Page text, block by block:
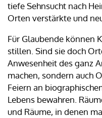
tiefe Sehnsucht nach
Orten verstärkte und
Für Glaubende können
stillen. Sind sie doch
Anwesenheit des ganz
machen, sondern auch
Feiern an
Lebens bewahren.
und Räume, in denen